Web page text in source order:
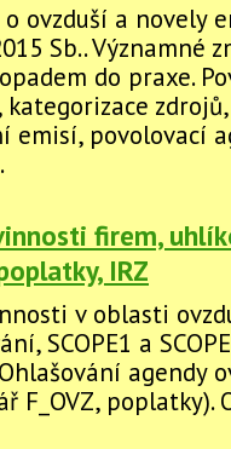
o ovzduší a novely
Sb.. Významné
do praxe.
kategorizace
emisí, povolovací
firem,
IRZ
v oblasti
SCOPE1 a
Ohlašování agendy
F_OVZ, poplatky).